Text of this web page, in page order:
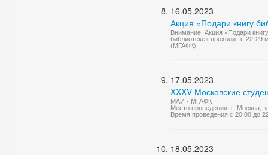
16.05.2023
Акция «Подари книгу
Внимание! Акция «Подари
библиотеке» проходит с 22-29
(МГАФК)
17.05.2023
XXXV Московские
МАИ - МГАФК
Место проведения: г. Москва,
Время проведения с 20:00 до
18.05.2023